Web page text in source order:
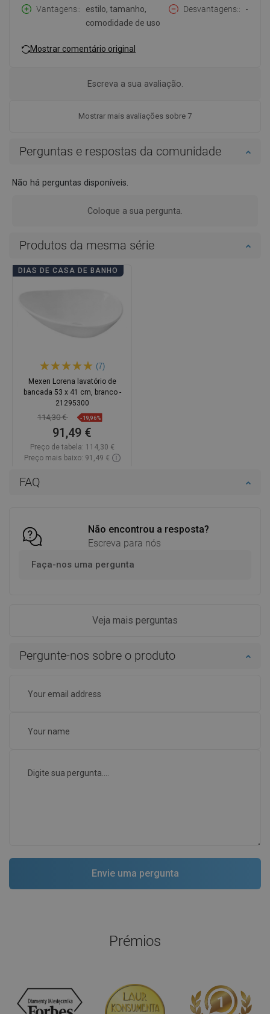
FAQ
Não encontrou a resposta?
Escreva para nós
Faça-nos uma pergunta
Veja mais perguntas
Vantagens:
estilo, tamanho,
comodidade de uso
Desvantagens: -
Mostrar comentário original
Mostrar mais avaliações sobre 7
Escreva a sua avaliação.
Perguntas e respostas da comunidade
Não há perguntas disponíveis.
Coloque a sua pergunta.
Pergunte-nos sobre o produto
Produtos da mesma série
DIAS DE CASA DE BANHO
(7)
Mexen Lorena lavatório de
bancada 53 x 41 cm, branco -
21295300
114,30 € -19,96%
91,49 €
Preço de tabela: 114,30 €
Preço mais baixo: 91,49 €
Prémios